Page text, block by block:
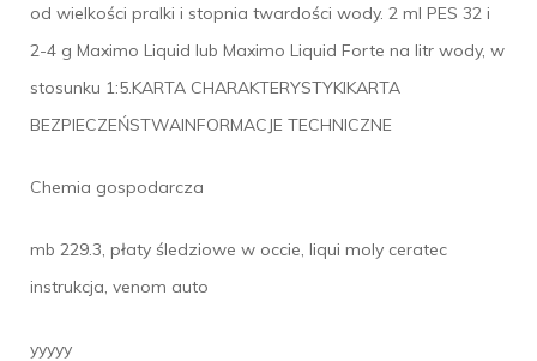
od wielkości pralki i stopnia twardości wody. 2 ml PES 32 i
2-4 g Maximo Liquid lub Maximo Liquid Forte na litr wody, w
stosunku 1:5.KARTA CHARAKTERYSTYKIKARTA
BEZPIECZEŃSTWAINFORMACJE TECHNICZNE
Chemia gospodarcza
mb 229.3, płaty śledziowe w occie, liqui moly ceratec
instrukcja, venom auto
yyyyy